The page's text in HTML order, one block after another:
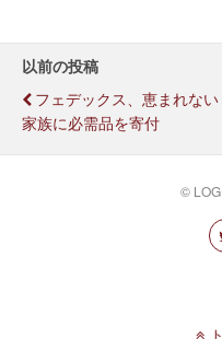
以前の投稿
フェデックス、恵まれない
家族に必需品を寄付
©